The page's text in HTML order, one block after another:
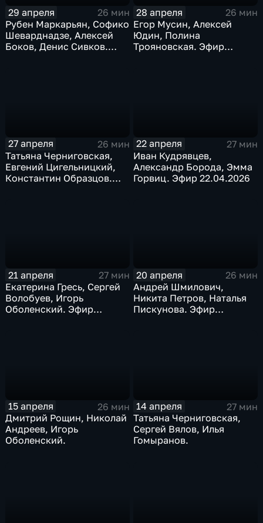
29 апреля
26 мин
Рубен Маркарьян, Софико
Шеварднадзе, Алексей
Боков, Денис Сивков.
28 апреля
26 мин
Егор Мусин, Алексей
Юдин, Полина
Трояновская. Эфир
27 апреля
26 мин
Татьяна Черниговская,
Евгений Цигельницкий,
Константин Образцов.
22 апреля
27 мин
Иван Кудрявцев,
Александр Борода, Эмма
Горвиц. Эфир 22.04.2026
21 апреля
27 мин
Екатерина Гресь, Сергей
Волобуев, Игорь
Оболенский. Эфир
20 апреля
26 мин
Андрей Шмилович,
Никита Петров, Наталья
Пискунова. Эфир
15 апреля
26 мин
Дмитрий Рощин, Николай
Андреев, Игорь
Оболенский.
14 апреля
27 мин
Татьяна Черниговская,
Сергей Вялов, Илья
Гомыранов.